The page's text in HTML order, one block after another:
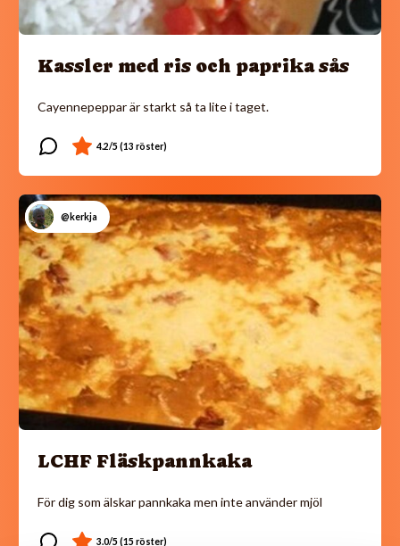
Kassler med ris och paprika sås
Cayennepeppar är starkt så ta lite i taget.
@kerkja
LCHF Fläskpannkaka
För dig som älskar pannkaka men inte använder mjöl